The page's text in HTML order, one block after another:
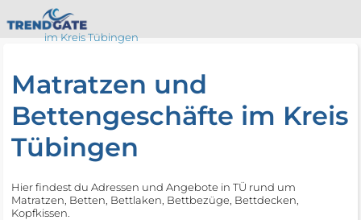
im Kreis Tübingen
Matratzen und
Bettengeschäfte im Kreis
Tübingen
Hier findest du Adressen und Angebote in TÜ rund um
Matratzen, Betten, Bettlaken, Bettbezüge, Bettdecken,
Kopfkissen.